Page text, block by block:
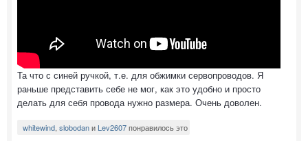
Та что с синей ручкой, т.е. для обжимки сервопроводов. Я
раньше представить себе не мог, как это удобно и просто
делать для себя провода нужно размера. Очень доволен.
whitewind slobodanи Lev2607понравилось это